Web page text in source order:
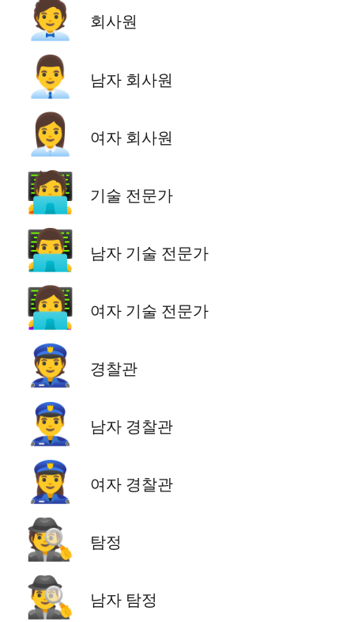
🧑‍💼 회사원
👨‍💼 남자 회사원
👩‍💼 여자 회사원
🧑‍💻 기술 전문가
👨‍💻 남자 기술 전문가
👩‍💻 여자 기술 전문가
👮 경찰관
👮‍♂️ 남자 경찰관
👮‍♀️ 여자 경찰관
🕵️ 탐정
🕵️‍♂️ 남자 탐정